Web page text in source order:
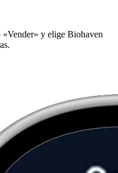
y elige Biohaven